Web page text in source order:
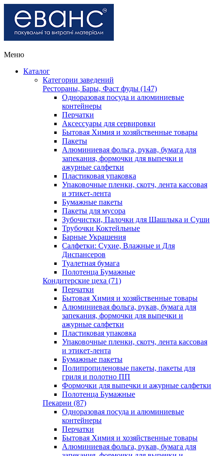
Меню
Каталог
Категории заведений
Рестораны, Бары, Фаст фуды (147)
Одноразовая посуда и алюминиевые
контейнеры
Перчатки
Аксессуары для сервировки
Бытовая Химия и хозяйственные товары
Пакеты
Алюминиевая фольга, рукав, бумага для
запекания, формочки для выпечки и
ажурные салфетки
Пластиковая упаковка
Упаковочные пленки, скотч, лента кассовая
и этикет-лента
Бумажные пакеты
Пакеты для мусора
Зубочистки, Палочки для Шашлыка и Суши
Трубочки Коктейльные
Барные Украшения
Салфетки: Сухие, Влажные и Для
Диспансеров
Туалетная бумага
Полотенца Бумажные
Кондитерские цеха (71)
Перчатки
Бытовая Химия и хозяйственные товары
Алюминиевая фольга, рукав, бумага для
запекания, формочки для выпечки и
ажурные салфетки
Пластиковая упаковка
Упаковочные пленки, скотч, лента кассовая
и этикет-лента
Бумажные пакеты
Полипропиленовые пакеты, пакеты для
гриля и полотно ПП
Формочки для выпечки и ажурные салфетки
Полотенца Бумажные
Пекарни (87)
Одноразовая посуда и алюминиевые
контейнеры
Перчатки
Бытовая Химия и хозяйственные товары
Алюминиевая фольга, рукав, бумага для